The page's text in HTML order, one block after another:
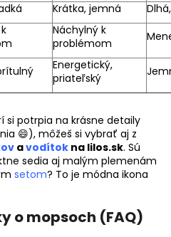
Krátka, jemná
Náchylný k
problémom
Energetický,
priateľský
si potrpia na krásne detaily
😄), môžeš si vybrať aj z
avodítok na lilos.sk. Sú
sedia aj malým plemenám
setom? To je módna ikona
o mopsoch (FAQ)